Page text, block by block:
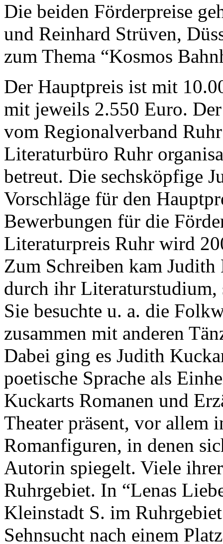
Die beiden Förderpreise
und Reinhard Strüven,
zum Thema “Kosmos
Der Hauptpreis ist mit
mit jeweils 2.550 Euro.
vom Regionalverband
Literaturbüro Ruhr
betreut. Die sechsköpfige
Vorschläge für den
Bewerbungen für die
Literaturpreis Ruhr wird
Zum Schreiben kam
durch ihr Literaturstudium,
Sie besuchte u. a. die
zusammen mit anderen
Dabei ging es Judith
poetische Sprache als
Kuckarts Romanen und
Theater präsent, vor allem
Romanfiguren, in denen
Autorin spiegelt. Viele
Ruhrgebiet. In “Lenas
Kleinstadt S. im
Sehnsucht nach einem